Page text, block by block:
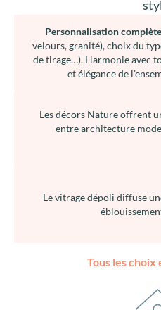
Personnalisation complète
velours, granité), choix du
de tirage…). Harmonie avec
et élégance de
Les décors Nature offrent
entre architecture
Le vitrage dépoli diffuse
Tous les choix